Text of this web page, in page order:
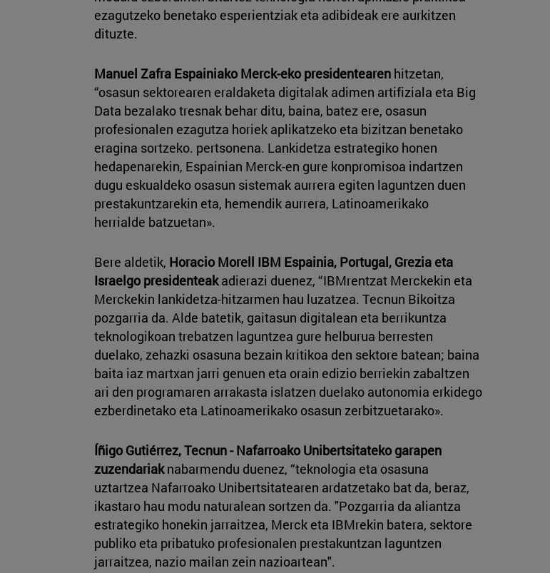
ezagutzeko benetako esperientziak eta adibideak ere aurkitzen
dituzte.
Manuel Zafra Espainiako Merck-eko presidentearen hitzetan,
“osasun sektorearen eraldaketa digitalak adimen artifiziala eta Big
Data bezalako tresnak behar ditu, baina, batez ere, osasun
profesionalen ezagutza horiek aplikatzeko eta bizitzan benetako
eragina sortzeko. pertsonena. Lankidetza estrategiko honen
hedapenarekin, Espainian Merck-en gure konpromisoa indartzen
dugu eskualdeko osasun sistemak aurrera egiten laguntzen duen
prestakuntzarekin eta, hemendik aurrera, Latinoamerikako
herrialde batzuetan».
Bere aldetik, Horacio Morell IBM Espainia, Portugal, Grezia eta
Israelgo presidenteakadierazi duenez, “IBMrentzat Merckekin eta
Merckekin lankidetza-hitzarmen hau luzatzea. Tecnun Bikoitza
pozgarria da. Alde batetik, gaitasun digitalean eta berrikuntza
teknologikoan trebatzen laguntzea gure helburua berresten
duelako, zehazki osasuna bezain kritikoa den sektore batean; baina
baita iaz martxan jarri genuen eta orain edizio berriekin zabaltzen
ari den programaren arrakasta islatzen duelako autonomia erkidego
ezberdinetako eta Latinoamerikako osasun zerbitzuetarako».
Íñigo Gutiérrez, Tecnun - Nafarroako Unibertsitateko garapen
zuzendariaknabarmendu duenez, “teknologia eta osasuna
uztartzea Nafarroako Unibertsitatearen ardatzetako bat da, beraz,
ikastaro hau modu naturalean sortzen da. "Pozgarria da aliantza
estrategiko honekin jarraitzea, Merck eta IBMrekin batera, sektore
publiko eta pribatuko profesionalen prestakuntzan laguntzen
jarraitzea, nazio mailan zein nazioartean".